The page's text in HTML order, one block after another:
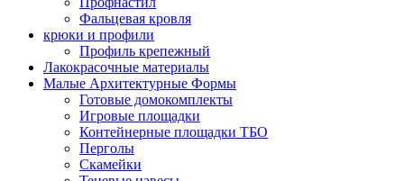
Фальцевая кровля
крюки и профили
Профиль крепежный
Лакокрасочные материалы
Малые Архитектурные Формы
Готовые домокомплекты
Игровые площадки
Контейнерные площадки ТБО
Перголы
Скамейки